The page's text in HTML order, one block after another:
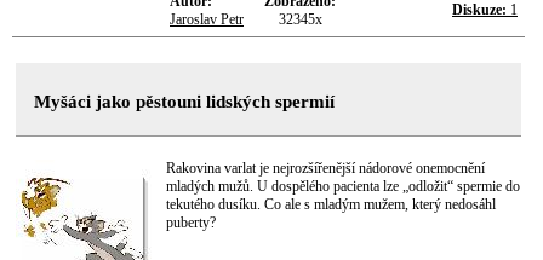
Jaroslav Petr
32345x
Diskuze: 1
Myšáci jako pěstouni lidských spermií
Rakovina varlat je nejrozšířenější nádorové onemocnění
mladých mužů. U dospělého pacienta lze „odložit“ spermie do
tekutého dusíku. Co ale s mladým mužem, který nedosáhl
puberty?